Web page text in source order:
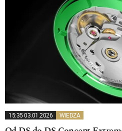
15:35 03.01.2026 WIEDZA